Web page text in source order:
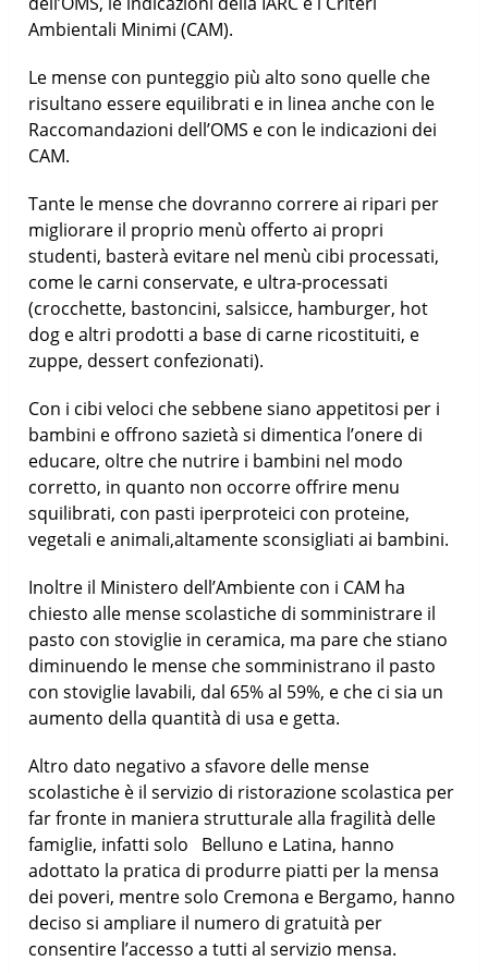
Ambientali Minimi (CAM).
Le mense con punteggio più alto sono quelle che
risultano essere equilibrati e in linea anche con le
Raccomandazioni dell’OMS e con le indicazioni dei
CAM.
Tante le mense che dovranno correre ai ripari per
migliorare il proprio menù offerto ai propri
studenti, basterà evitare nel menù cibi processati,
come le carni conservate, e ultra-processati
(crocchette, bastoncini, salsicce, hamburger, hot
dog e altri prodotti a base di carne ricostituiti, e
zuppe, dessert confezionati).
Con i cibi veloci che sebbene siano appetitosi per i
bambini e offrono sazietà si dimentica l’onere di
educare, oltre che nutrire i bambini nel modo
corretto, in quanto non occorre offrire menu
squilibrati, con pasti iperproteici con proteine,
vegetali e animali,altamente sconsigliati ai bambini.
Inoltre il Ministero dell’Ambiente con i CAM ha
chiesto alle mense scolastiche di somministrare il
pasto con stoviglie in ceramica, ma pare che stiano
diminuendo le mense che somministrano il pasto
con stoviglie lavabili, dal 65% al 59%, e che ci sia un
aumento della quantità di usa e getta.
Altro dato negativo a sfavore delle mense
scolastiche è il servizio di ristorazione scolastica per
far fronte in maniera strutturale alla fragilità delle
famiglie, infatti solo Belluno e Latina, hanno
adottato la pratica di produrre piatti per la mensa
dei poveri, mentre solo Cremona e Bergamo, hanno
deciso si ampliare il numero di gratuità per
consentire l’accesso a tutti al servizio mensa.